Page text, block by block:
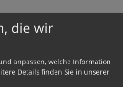
die wir
anpassen, welche Information
Details finden Sie in unserer